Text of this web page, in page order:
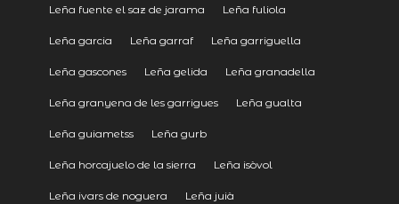
Leña fuente el saz de jarama Leña fuliola
Leña garcia Leña garraf Leña garriguella
Leña gascones Leña gelida Leña granadella
Leña granyena de les garrigues Leña gualta
Leña guiametss Leña gurb
Leña horcajuelo de la sierra Leña isòvol
Leña ivars de noguera Leña juià